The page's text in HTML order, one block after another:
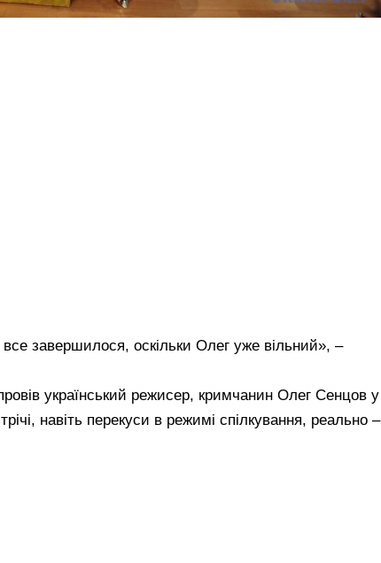
завершилося, оскільки Олег уже вільний», –
український режисер, кримчанин Олег Сенцов у
навіть перекуси в режимі спілкування, реально –